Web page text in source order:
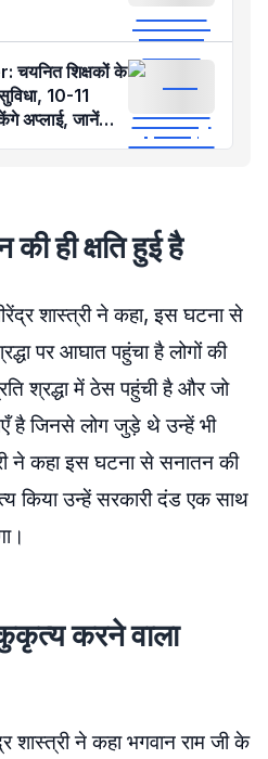
शिक्षकों के
अप्लाई, जानें
ही क्षति हुई है
शास्त्री ने कहा, इस घटना से
पर आघात पहुंचा है लोगों की
श्रद्धा में ठेस पहुंची है और जो
है जिनसे लोग जुड़े थे उन्हें भी
ने कहा इस घटना से सनातन की
किया उन्हें सरकारी दंड एक साथ
करने वाला
शास्त्री ने कहा भगवान राम जी के